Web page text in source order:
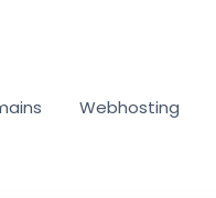
Webhosting